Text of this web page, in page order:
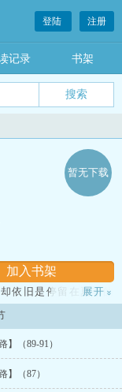
登陆 注册
记录 书架
加入书架
暂无下载
依旧是停留在夏季的
女走在大街上，身穿
一个口子，腰部一条
不会外泄。...
展开 »
】（89-91）
】（87）